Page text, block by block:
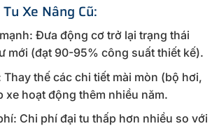
Xe Nâng Cũ:
Đưa động cơ trở lại trạng thái
mới (đạt 90-95% công suất thiết kế).
thế các chi tiết mài mòn (bộ hơi,
xe hoạt động thêm nhiều năm.
Chi phí đại tu thấp hơn nhiều so với